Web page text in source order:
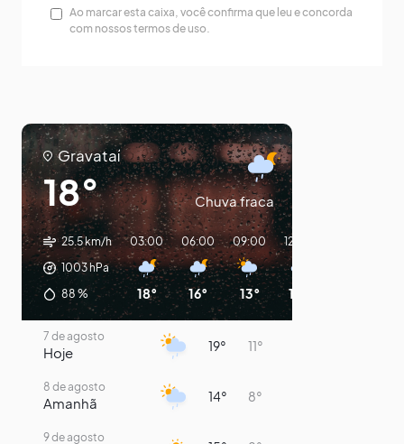
Ao marcar esta caixa, você confirma que leu e concorda
com nossos termos de uso.
Gravataí
18° Chuva fraca
25.5 km/h
1003hPa
88 %
03:00
18°
06:00
16°
09:00
13°
12:00
14°
7 de agosto
Hoje 19° 11°
8 de agosto
Amanhã 14° 8°
9 de agosto